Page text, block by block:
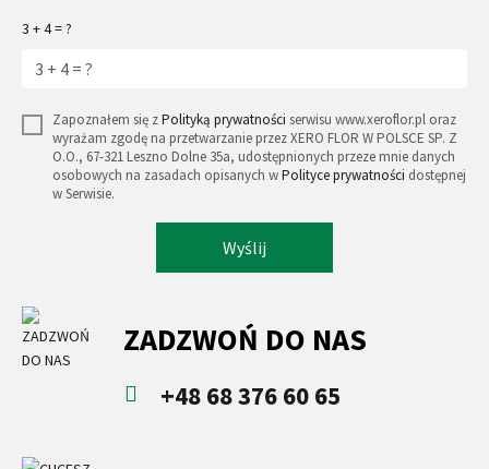
3 + 4 = ?
Zapoznałem się zPolityką prywatności serwisu www.xeroflor.pl oraz
wyrażam zgodę na przetwarzanie przez XERO FLOR W POLSCE SP. Z
O.O., 67-321 Leszno Dolne 35a, udostępnionych przeze mnie danych
osobowych na zasadach opisanych wPolityce prywatności dostępnej
w Serwisie.
Wyślij
ZADZWOŃ DO NAS
+48 68 376 60 65